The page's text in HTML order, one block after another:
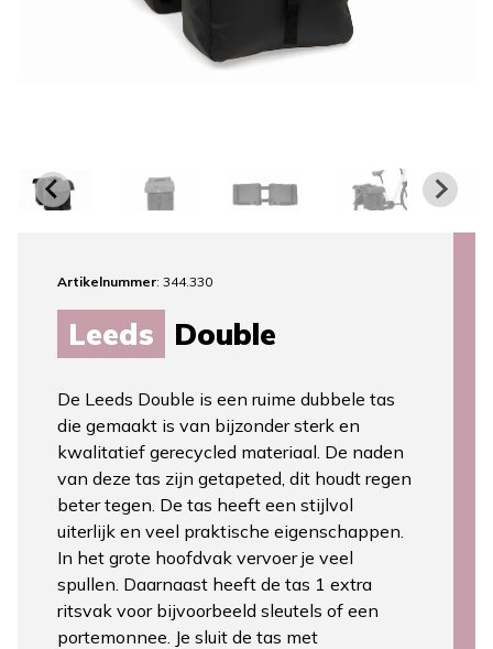
Artikelnummer: 344.330
Leeds Double
De Leeds Double is een ruime dubbele tas
die gemaakt is van bijzonder sterk en
kwalitatief gerecycled materiaal. De naden
van deze tas zijn getapeted, dit houdt regen
beter tegen. De tas heeft een stijlvol
uiterlijk en veel praktische eigenschappen.
In het grote hoofdvak vervoer je veel
spullen. Daarnaast heeft de tas 1 extra
ritsvak voor bijvoorbeeld sleutels of een
portemonnee. Je sluit de tas met